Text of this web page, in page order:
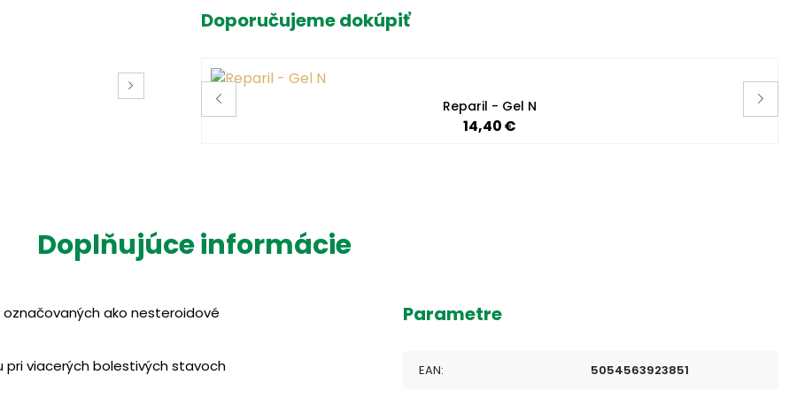
Doporučujeme dokúpiť
Reparil - Gel N
14,40 €
Doplňujúce informácie
označovaných ako nesteroidové
pri viacerých bolestivých stavoch
Parametre
EAN: 5054563923851